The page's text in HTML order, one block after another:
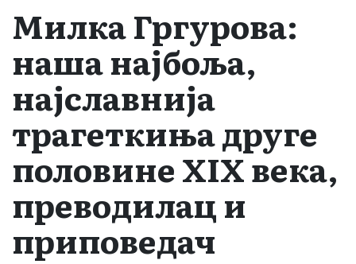
Милка Гргурова:
наша најбоља,
најславнија
трагеткиња друге
половине XIX века,
преводилац и
приповедач